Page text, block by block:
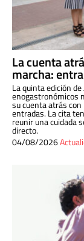
La cuenta
marcha:
La quinta edición
enogastronómicos
su cuenta atrás
entradas. La cita
reunir una cuidada
directo.
04/08/2026